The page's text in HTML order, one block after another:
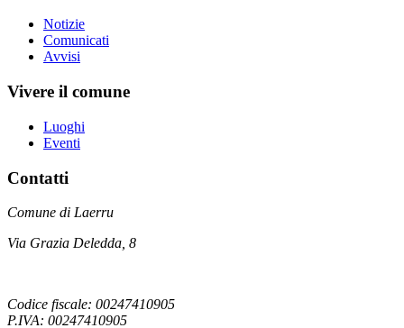
Notizie
Comunicati
Avvisi
Vivere il comune
Luoghi
Eventi
Contatti
Comune di Laerru
Via Grazia Deledda, 8
Codice fiscale: 00247410905
P.IVA: 00247410905